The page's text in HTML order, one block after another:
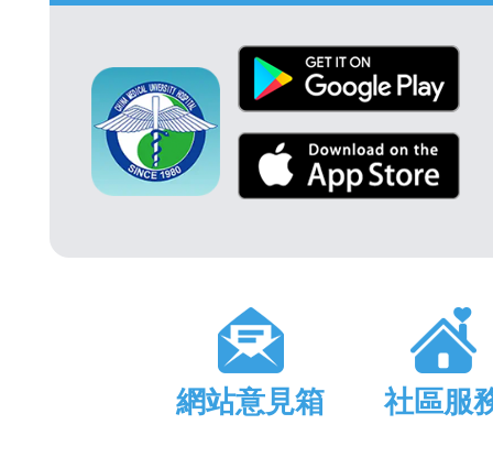
網站意見箱 社區服